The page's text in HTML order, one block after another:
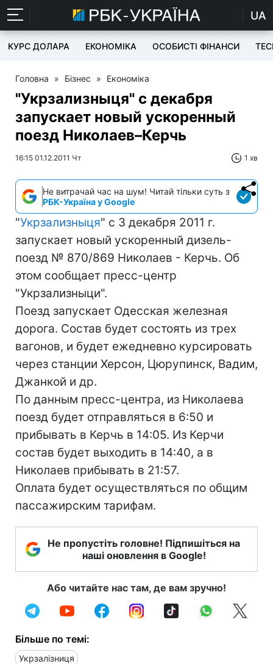
UA
КУРС ДОЛАРА ЕКОНОМІКА ОСОБИСТІ ФІНАНСИ
Головна » Бізнес » Економіка
"Укрзализныця" с декабря
запускает новый ускоренный
поезд Николаев–Керчь
16:15 01.12.2011 Чт 1 хв
Не витрачай час на шум! Читай тільки суть з
РБК-Україна у Google
"Укрзализныця" с 3 декабря 2011 г.
запускает новый ускоренный дизель-
поезд № 870/869 Николаев - Керчь. Об
этом сообщает пресс-центр
"Укрзализныци".
Поезд запускает Одесская железная
дорога. Состав будет состоять из трех
вагонов, и будет ежедневно курсировать
через станции Херсон, Цюрупинск, Вадим,
Джанкой и др.
По данным пресс-центра, из Николаева
поезд будет отправляться в 6:50 и
прибывать в Керчь в 14:05. Из Керчи
состав будет выходить в 14:40, а в
Николаев прибывать в 21:57.
Оплата будет осуществляться по общим
пассажирским тарифам.
Не пропустіть головне! Підпишіться на
наші оновлення в Google!
Або читайте нас там, де вам зручно!
Більше по темі:
Укрзалізниця